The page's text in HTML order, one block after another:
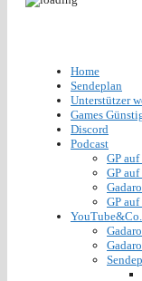
Home
Sendeplan
Unterstützer
Games
Discord
Podcast
GP
GP
GP auf
YouTube&Co.